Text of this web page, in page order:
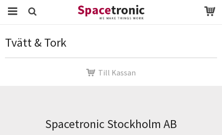
Produkten har blivit tillagd i varukorgen
Startsida Webbutik vitvaror Tvätt & Tork
Tvätt & Tork
Till Kassan
Spacetronic Stockholm AB